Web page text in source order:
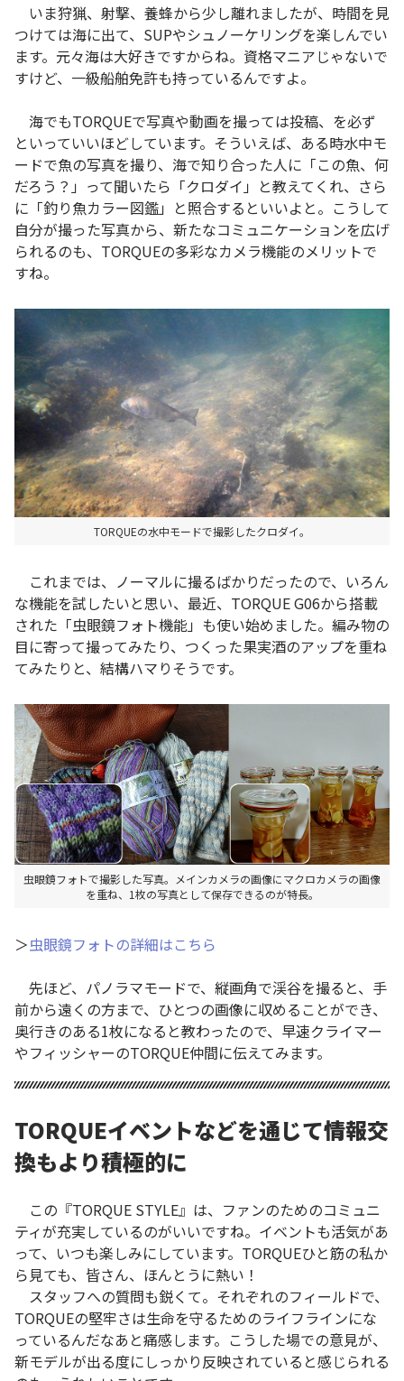
いま狩猟、射撃、養蜂から少し離れましたが、時間を見
つけては海に出て、SUPやシュノーケリングを楽しんでい
ます。元々海は大好きですからね。資格マニアじゃないで
すけど、一級船舶免許も持っているんですよ。
海でもTORQUEで写真や動画を撮っては投稿、を必ず
といっていいほどしています。そういえば、ある時水中モ
ードで魚の写真を撮り、海で知り合った人に「この魚、何
だろう？」って聞いたら「クロダイ」と教えてくれ、さら
に「釣り魚カラー図鑑」と照合するといいよと。こうして
自分が撮った写真から、新たなコミュニケーションを広げ
られるのも、TORQUEの多彩なカメラ機能のメリットで
すね。
TORQUEの水中モードで撮影したクロダイ。
これまでは、ノーマルに撮るばかりだったので、いろん
な機能を試したいと思い、最近、TORQUE G06から搭載
された「虫眼鏡フォト機能」も使い始めました。編み物の
目に寄って撮ってみたり、つくった果実酒のアップを重ね
てみたりと、結構ハマりそうです。
虫眼鏡フォトで撮影した写真。メインカメラの画像にマクロカメラの画像
を重ね、1枚の写真として保存できるのが特長。
＞虫眼鏡フォトの詳細はこちら
先ほど、パノラマモードで、縦画角で渓谷を撮ると、手
前から遠くの方まで、ひとつの画像に収めることができ、
奥行きのある1枚になると教わったので、早速クライマー
やフィッシャーのTORQUE仲間に伝えてみます。
TORQUEイベントなどを通じて情報交
換もより積極的に
この『TORQUE STYLE』は、ファンのためのコミュニ
ティが充実しているのがいいですね。イベントも活気があ
って、いつも楽しみにしています。TORQUEひと筋の私か
ら見ても、皆さん、ほんとうに熱い！
スタッフへの質問も鋭くて。それぞれのフィールドで、
TORQUEの堅牢さは生命を守るためのライフラインにな
っているんだなあと痛感します。こうした場での意見が、
新モデルが出る度にしっかり反映されていると感じられる